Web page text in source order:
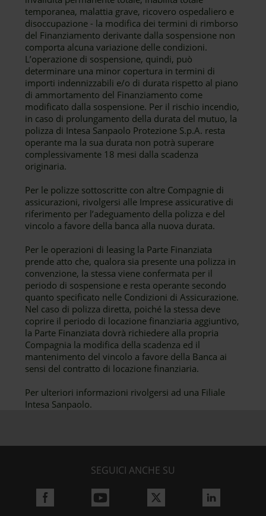
temporanea, malattia grave, ricovero ospedaliero e
disoccupazione - la modifica dei termini di rimborso
del Finanziamento derivante dalla sospensione non
comporta alcuna variazione delle condizioni.
L’operazione di sospensione, quindi, può
determinare una minor copertura in termini di
importi indennizzabili e/o di durata rispetto al piano
di ammortamento del Finanziamento come
modificato dalla sospensione. Per il rischio incendio,
in caso di prolungamento della durata del mutuo, la
polizza di Intesa Sanpaolo Protezione S.p.A. resta
operante ma la sua durata non potrà superare
complessivamente 18 mesi dalla scadenza
originaria.
Per le polizze sottoscritte con altre Compagnie di
assicurazioni, rivolgersi alle Imprese assicurative di
riferimento per l’adeguamento della polizza e del
vincolo a favore della banca alla nuova durata.
Per le operazioni di leasing la Parte Finanziata
prende atto che, qualora sia presente una polizza in
convenzione, la stessa viene confermata per il
periodo di sospensione e resta operante secondo
quanto specificato nelle Condizioni di Assicurazione.
Nel caso di polizza diretta, poiché la stessa deve
coprire il periodo di locazione finanziaria aggiuntivo,
la Parte Finanziata dovrà richiedere alla propria
Compagnia la modifica della scadenza ed il
mantenimento del vincolo a favore della Banca ai
sensi del contratto di locazione finanziaria.
Per ulteriori informazioni rivolgersi ad una Filiale
Intesa Sanpaolo.
SEGUICI ANCHE SU